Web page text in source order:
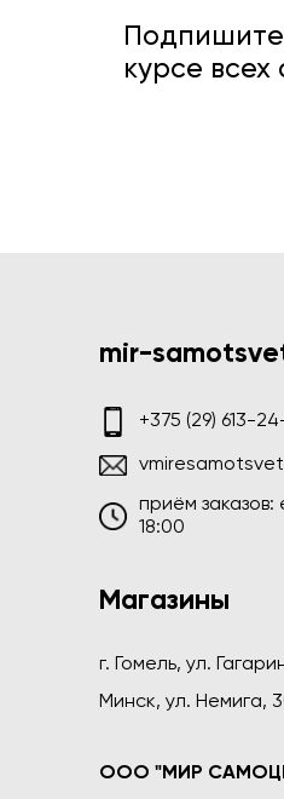
курсе всех
mir-
+375 (29) 613-
приём
18:00
Магазины
г. Гомель, ул.
Минск, ул. Немига,
ООО "МИР